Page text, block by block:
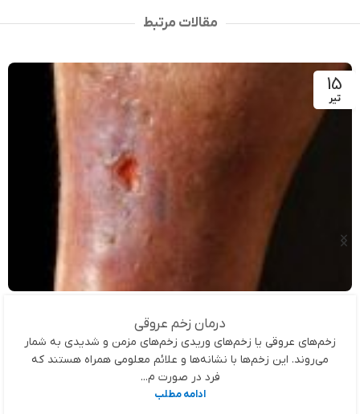
مقالات مرتبط
15
تیر
درمان زخم عروقی
زخم‌های عروقی یا زخم‌های وریدی زخم‌های مزمن و شدیدی به شمار
می‌روند. این زخم‌ها با نشانه‌ها و علائم معلومی همراه هستند که
فرد در صورت م...
ادامه مطلب